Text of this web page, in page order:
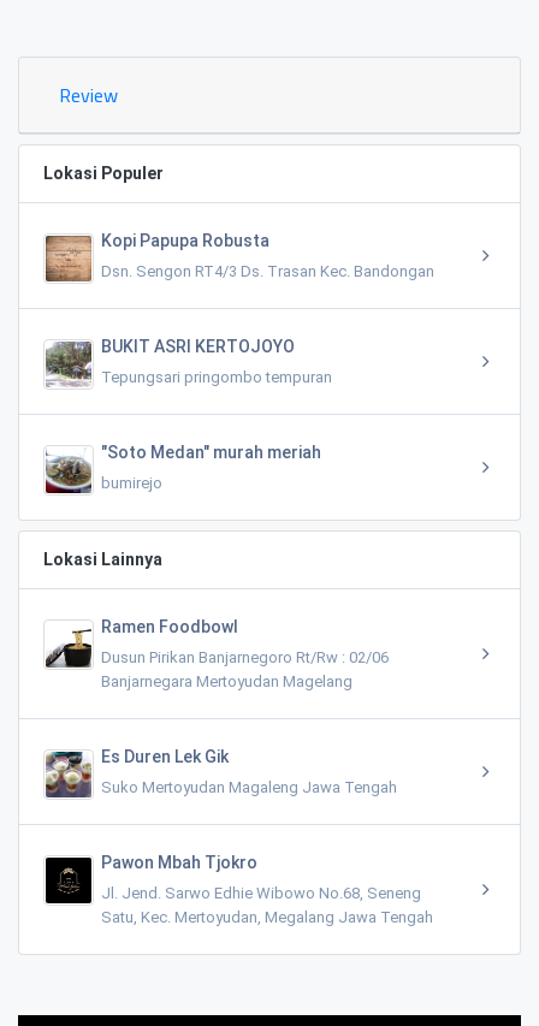
Review
Lokasi Populer
Kopi Papupa Robusta
Dsn. Sengon RT4/3 Ds. Trasan Kec. Bandongan
BUKIT ASRI KERTOJOYO
Tepungsari pringombo tempuran
"Soto Medan" murah meriah
bumirejo
Lokasi Lainnya
Ramen Foodbowl
Dusun Pirikan Banjarnegoro Rt/Rw : 02/06
Banjarnegara Mertoyudan Magelang
Es Duren Lek Gik
Suko Mertoyudan Magaleng Jawa Tengah
Pawon Mbah Tjokro
Jl. Jend. Sarwo Edhie Wibowo No.68, Seneng
Satu, Kec. Mertoyudan, Megalang Jawa Tengah